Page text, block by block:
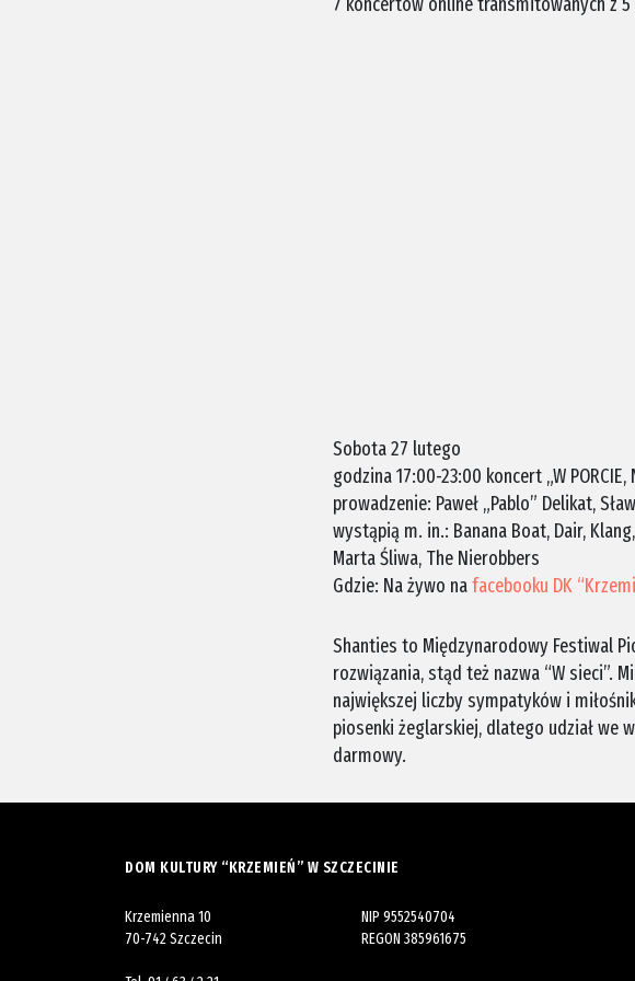
Sobota 27 lutego
godzina 17:00-23:00 koncert „W PORCIE,
prowadzenie: Paweł „Pablo” Delikat,
wystąpią m. in.: Banana Boat, Dair,
Marta Śliwa, The Nierobbers
Gdzie: Na żywo nafacebooku DK
Shanties to Międzynarodowy Festiwal
rozwiązania, stąd też nazwa “W sieci”.
największej liczby sympatyków i
piosenki żeglarskiej, dlatego udział we
darmowy.
DOM KULTURY “KRZEMIEŃ” W SZCZECINIE
Krzemienna 10
70-742 Szczecin
NIP 9552540704
REGON 385961675